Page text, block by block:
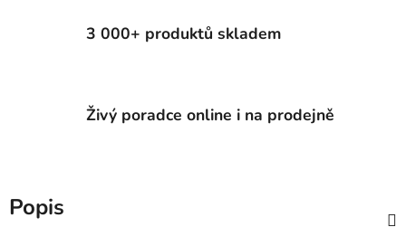
3 000+ produktů skladem
Živý poradce online i na prodejně
Popis